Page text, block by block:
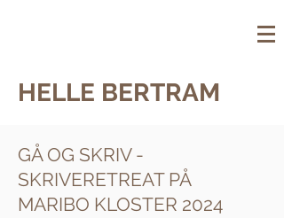
HELLE BERTRAM
GÅ OG SKRIV -
SKRIVERETREAT PÅ
MARIBO KLOSTER 2024